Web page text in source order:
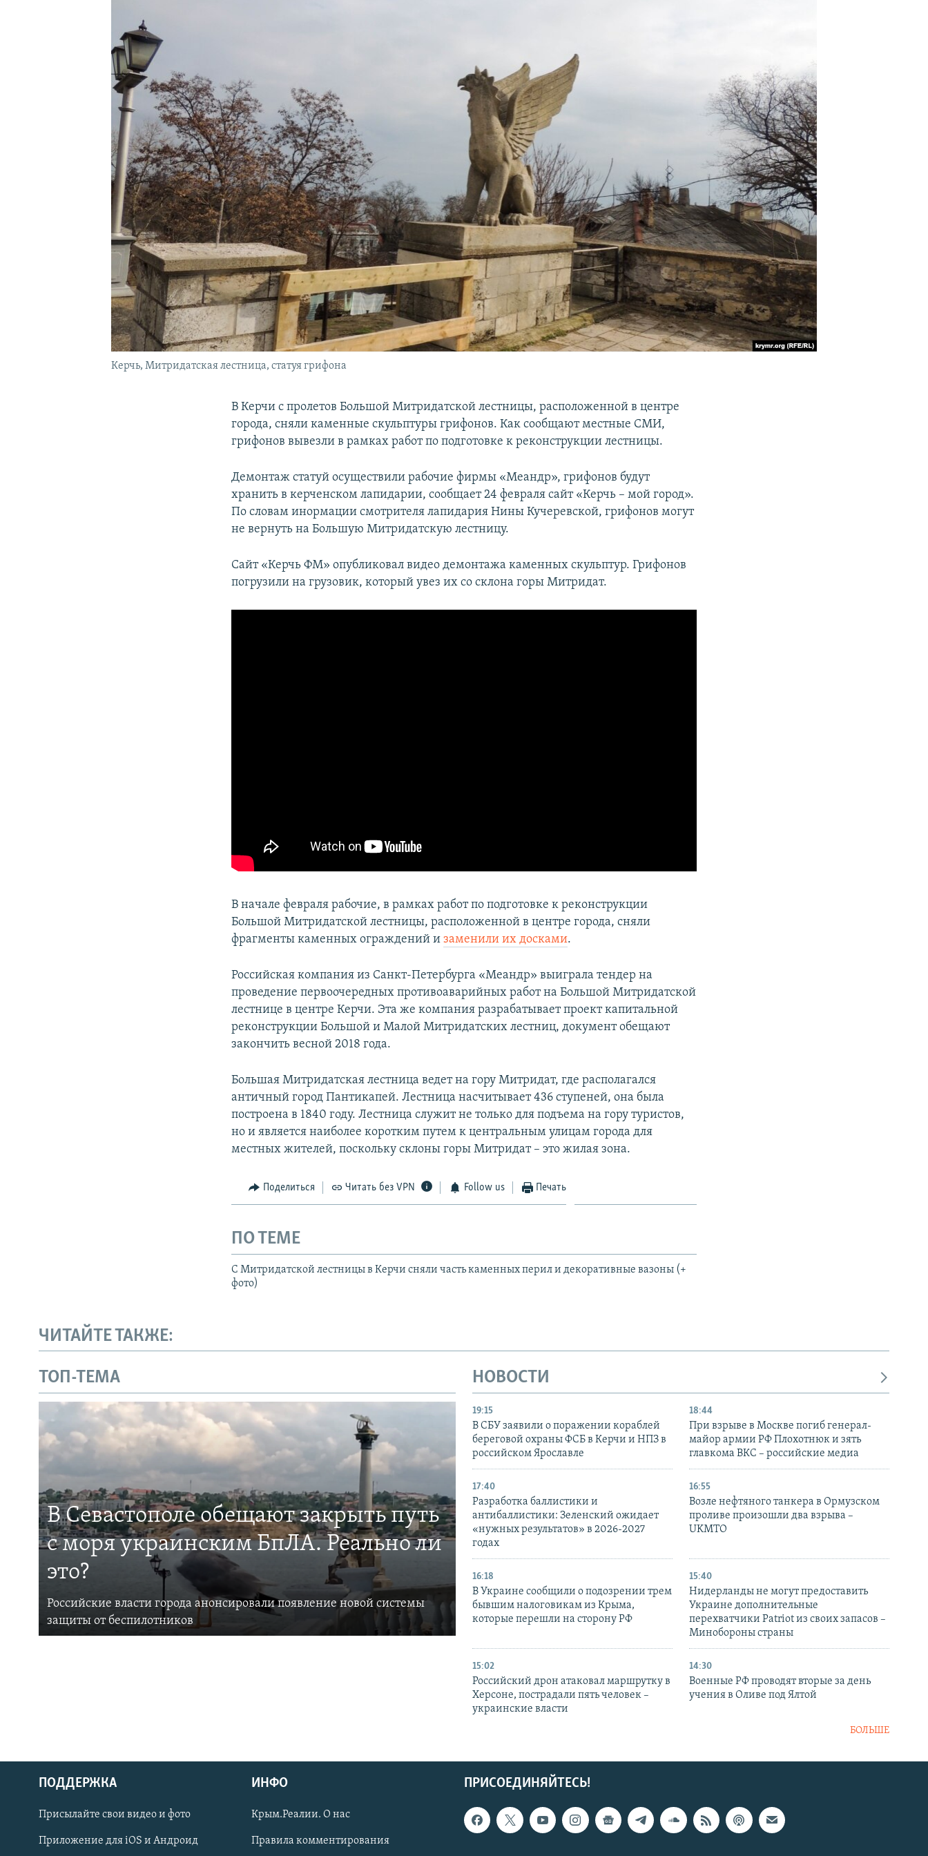
УКРАИНСКАЯ ПРОБЛЕМА КРЫМА
Українською
Qırımtatar
Керчь, Митридатская лестница, статуя грифона
В Керчи с пролетов Большой Митридатской лестницы, расположенной в центре
города, сняли каменные скульптуры грифонов. Как сообщают местные СМИ,
грифонов вывезли в рамках работ по подготовке к реконструкции лестницы.
Демонтаж статуй осуществили рабочие фирмы «Меандр», грифонов будут
хранить в керченском лапидарии, сообщает 24 февраля сайт «Керчь – мой город».
По словам инормации смотрителя лапидария Нины Кучеревской, грифонов могут
не вернуть на Большую Митридатскую лестницу.
Сайт «Керчь ФМ» опубликовал видео демонтажа каменных скульптур. Грифонов
погрузили на грузовик, который увез их со склона горы Митридат.
В начале февраля рабочие, в рамках работ по подготовке к реконструкции
Большой Митридатской лестницы, расположенной в центре города, сняли
фрагменты каменных ограждений изаменили их досками.
Российская компания из Санкт-Петербурга «Меандр» выиграла тендер на
проведение первоочередных противоаварийных работ на Большой Митридатской
лестнице в центре Керчи. Эта же компания разрабатывает проект капитальной
реконструкции Большой и Малой Митридатских лестниц, документ обещают
закончить весной 2018 года.
Большая Митридатская лестница ведет на гору Митридат, где располагался
античный город Пантикапей. Лестница насчитывает 436 ступеней, она была
построена в 1840 году. Лестница служит не только для подъема на гору туристов,
но и является наиболее коротким путем к центральным улицам города для
местных жителей, поскольку склоны горы Митридат – это жилая зона.
Поделиться Читать без VPN Follow us Печать
ПО ТЕМЕ
С Митридатской лестницы в Керчи сняли часть каменных перил и декоративные вазоны (+
фото)
ЧИТАЙТЕ ТАКЖЕ:
ТОП-ТЕМА
В Севастополе обещают закрыть путь
с моря украинским БпЛА. Реально ли
это?
Российские власти города анонсировали появление новой системы
защиты от беспилотников
НОВОСТИ
19:15
В СБУ заявили о поражении кораблей
береговой охраны ФСБ в Керчи и НПЗ в
российском Ярославле
18:44
При взрыве в Москве погиб генерал-
майор армии РФ Плохотнюк и зять
главкома ВКС – российские медиа
17:40
Разработка баллистики и
антибаллистики: Зеленский ожидает
«нужных результатов» в 2026-2027
годах
16:55
Возле нефтяного танкера в Ормузском
проливе произошли два взрыва –
UKMTO
16:18
В Украине сообщили о подозрении трем
бывшим налоговикам из Крыма,
которые перешли на сторону РФ
15:40
Нидерланды не могут предоставить
Украине дополнительные
перехватчики Patriot из своих запасов –
Минобороны страны
15:02
Российский дрон атаковал маршрутку в
Херсоне, пострадали пять человек –
украинские власти
14:30
Военные РФ проводят вторые за день
учения в Оливе под Ялтой
БОЛЬШЕ
ПРИСОЕДИНЯЙТЕСЬ!
ПОДДЕРЖКА
Присылайте свои видео и фото
Приложение для iOS и Андроид
ИНФО
Крым.Реалии. О нас
Правила комментирования